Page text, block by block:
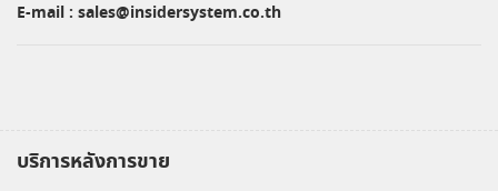
E-mail : sales@insidersystem.co.th
บริการหลังการขาย